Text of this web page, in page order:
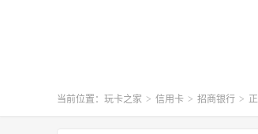
当前位置： 玩卡之家 > 信用卡 > 招商银行 >